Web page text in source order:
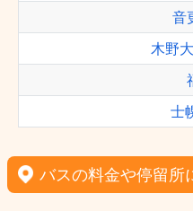
音
木野
士
バスの料金や停留所